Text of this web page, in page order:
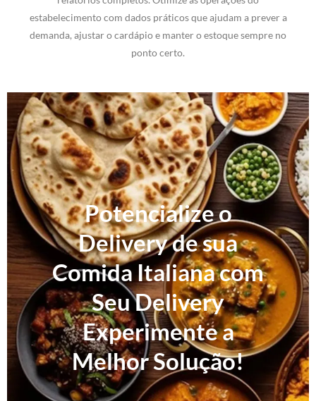
estabelecimento com dados práticos que ajudam a prever a
demanda, ajustar o cardápio e manter o estoque sempre no
ponto certo.
Potencialize o
Delivery de sua
Comida Italiana com
Seu Delivery
Experimente a
Melhor Solução!